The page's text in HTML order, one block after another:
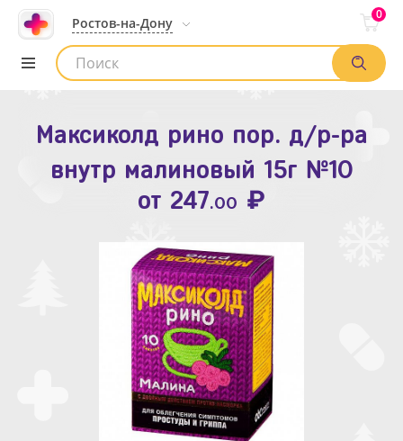
Ростов-на-Дону
0
Список аптек
Максиколд рино пор. д/р-ра
внутр малиновый 15г №10
от 247.00 ₽
Зодак таб. п.п.о. 10мг №10
от109.80 ₽